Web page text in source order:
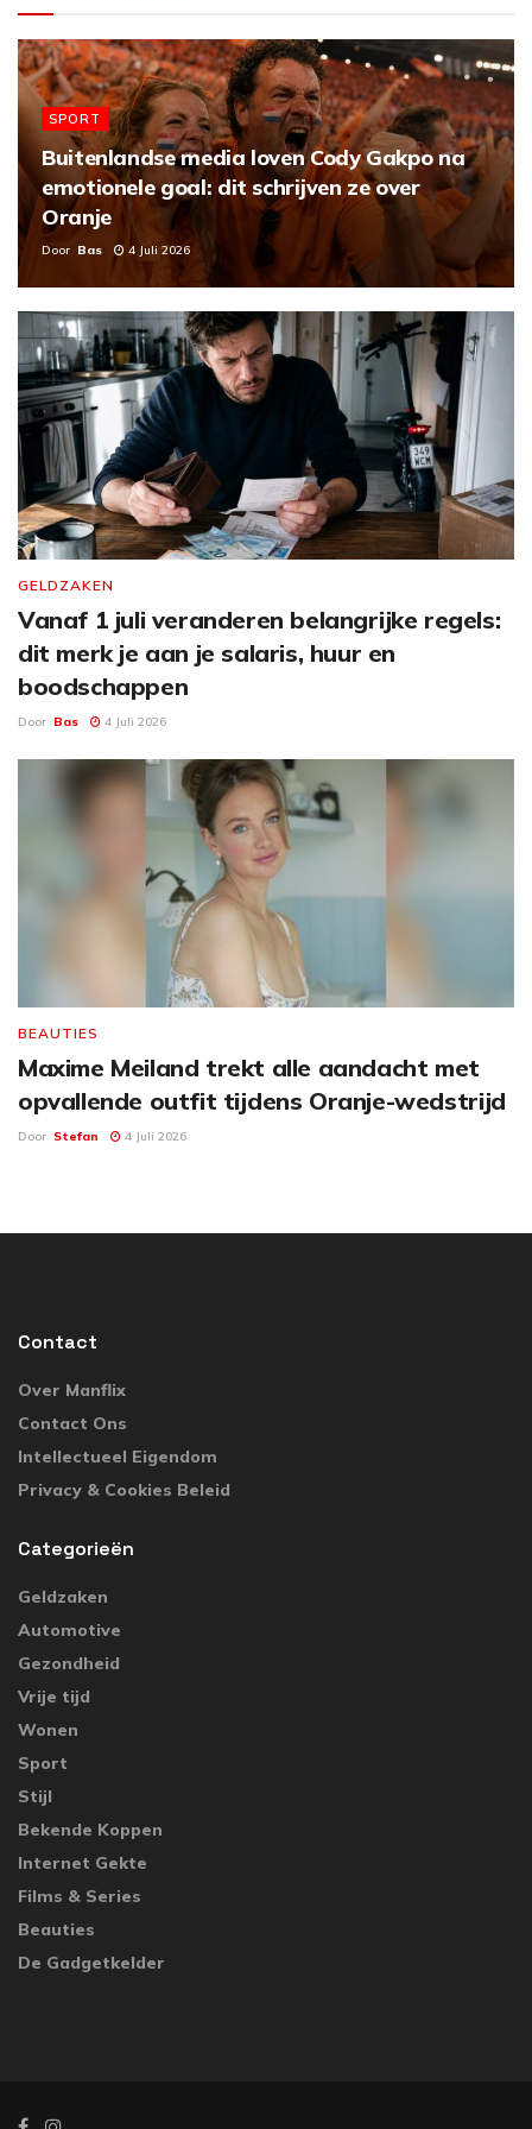
i
d
e
o
SPORT
Buitenlandse media loven Cody Gakpo na
emotionele goal: dit schrijven ze over
Oranje
Door Bas 4 Juli 2026
GELDZAKEN
Vanaf 1 juli veranderen belangrijke regels:
dit merk je aan je salaris, huur en
boodschappen
Door Bas 4 Juli 2026
BEAUTIES
Maxime Meiland trekt alle aandacht met
opvallende outfit tijdens Oranje-wedstrijd
Door Stefan 4 Juli 2026
Contact
Over Manflix
Contact Ons
Intellectueel Eigendom
Privacy & Cookies Beleid
Categorieën
Geldzaken
Automotive
Gezondheid
Vrije tijd
Wonen
Sport
Stijl
Bekende Koppen
Internet Gekte
Films & Series
Beauties
De Gadgetkelder